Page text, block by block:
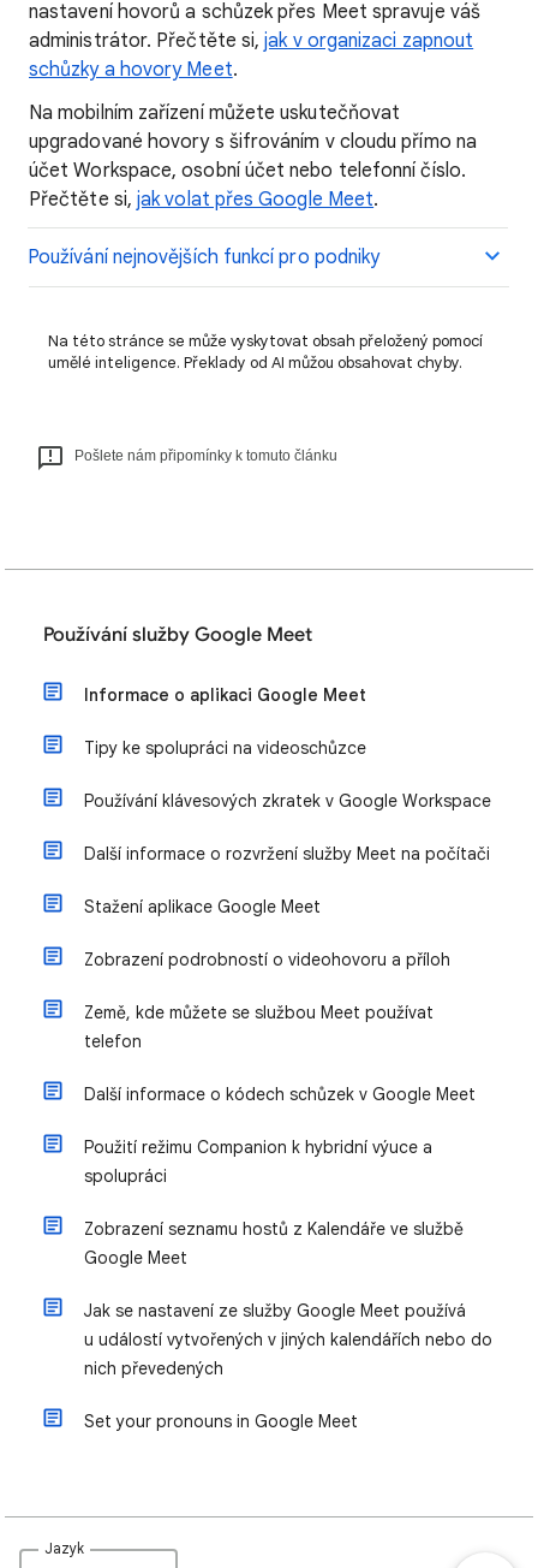
nastavení hovorů a schůzek přes Meet spravuje váš
administrátor. Přečtěte si,jak v organizaci zapnout
schůzky a hovory Meet.
Na mobilním zařízení můžete uskutečňovat
upgradované hovory s šifrováním v cloudu přímo na
účet Workspace, osobní účet nebo telefonní číslo.
Přečtěte si,jak volat přes Google Meet.
Používání nejnovějších funkcí pro podniky
Na této stránce se může vyskytovat obsah přeložený pomocí
umělé inteligence. Překlady od AI můžou obsahovat chyby.
Pošlete nám připomínky k tomuto článku
Používání služby Google Meet
Informace o aplikaci Google Meet
Tipy ke spolupráci na videoschůzce
Používání klávesových zkratek v Google Workspace
Další informace o rozvržení služby Meet na počítači
Stažení aplikace Google Meet
Zobrazení podrobností o videohovoru a příloh
Země, kde můžete se službou Meet používat
telefon
Další informace o kódech schůzek v Google Meet
Použití režimu Companion k hybridní výuce a
spolupráci
Zobrazení seznamu hostů z Kalendáře ve službě
Google Meet
Jak se nastavení ze služby Google Meet používá
u událostí vytvořených v jiných kalendářích nebo do
nich převedených
Set your pronouns in Google Meet
Jazyk